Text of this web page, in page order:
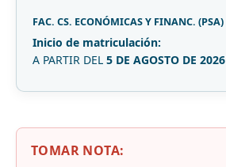
FAC. CS. ECONÓMICAS Y FINANC. (PSA)
Inicio de matriculación:
A PARTIR DEL 5 DE AGOSTO DE 2026
TOMAR NOTA: